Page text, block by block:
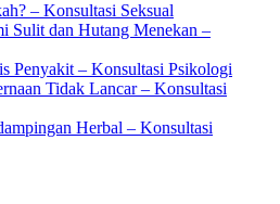
– Konsultasi Seksual
Sulit dan Hutang Menekan –
Penyakit – Konsultasi Psikologi
Tidak Lancar – Konsultasi
Herbal – Konsultasi